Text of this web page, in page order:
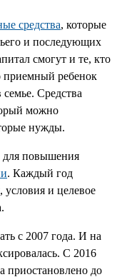
средства, которые
и последующих
смогут и те, кто
приемный ребенок
Средства
можно
нужды.
для повышения
. Каждый год
условия и целевое
с 2007 года. И на
С 2016
приостановлено до